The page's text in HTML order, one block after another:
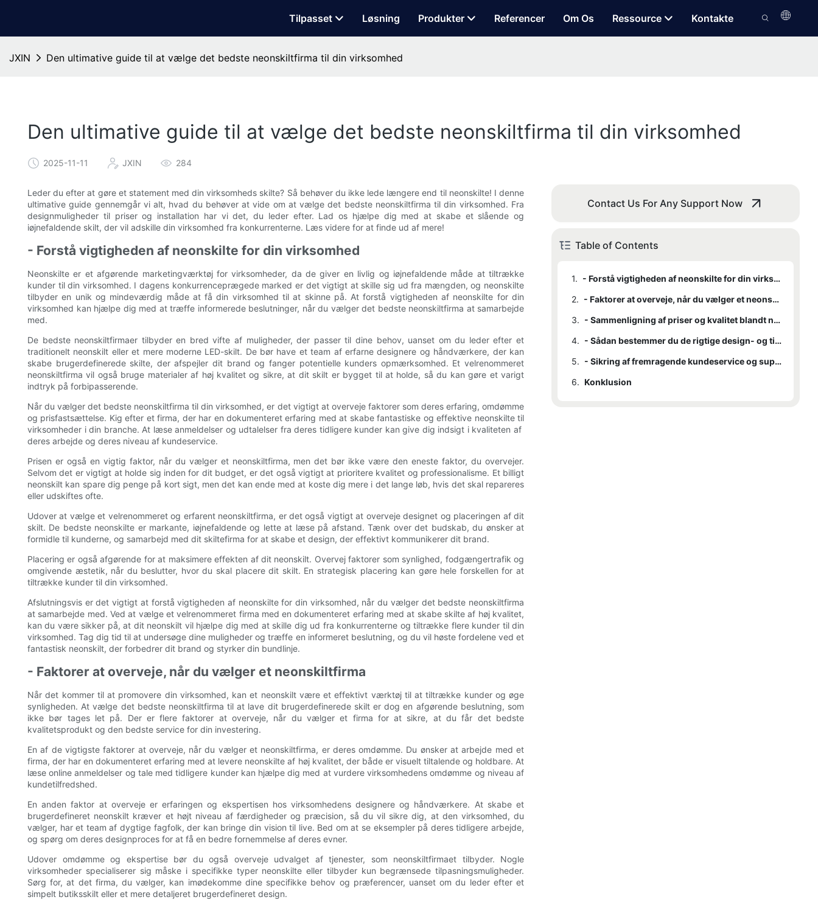
Tilpasset Løsning Produkter Referencer Om Os Ressource Kontakte
JXIN Den ultimative guide til at vælge det bedste neonskiltfirma til din virksomhed
Den ultimative guide til at vælge det bedste neonskiltfirma til din virksomhed
2025-11-11 JXIN 284
Leder du efter at gøre et statement med din virksomheds skilte? Så behøver du ikke lede længere end til neonskilte! I denne
ultimative guide gennemgår vi alt, hvad du behøver at vide om at vælge det bedste neonskiltfirma til din virksomhed. Fra
designmuligheder til priser og installation har vi det, du leder efter. Lad os hjælpe dig med at skabe et slående og
iøjnefaldende skilt, der vil adskille din virksomhed fra konkurrenterne. Læs videre for at finde ud af mere!
- Forstå vigtigheden af ​​neonskilte for din virksomhed
Neonskilte er et afgørende marketingværktøj for virksomheder, da de giver en livlig og iøjnefaldende måde at tiltrække
kunder til din virksomhed. I dagens konkurrenceprægede marked er det vigtigt at skille sig ud fra mængden, og neonskilte
tilbyder en unik og mindeværdig måde at få din virksomhed til at skinne på. At forstå vigtigheden af ​​neonskilte for din
virksomhed kan hjælpe dig med at træffe informerede beslutninger, når du vælger det bedste neonskiltfirma at samarbejde
med.
De bedste neonskiltfirmaer tilbyder en bred vifte af muligheder, der passer til dine behov, uanset om du leder efter et
traditionelt neonskilt eller et mere moderne LED-skilt. De bør have et team af erfarne designere og håndværkere, der kan
skabe brugerdefinerede skilte, der afspejler dit brand og fanger potentielle kunders opmærksomhed. Et velrenommeret
neonskiltfirma vil også bruge materialer af høj kvalitet og sikre, at dit skilt er bygget til at holde, så du kan gøre et varigt
indtryk på forbipasserende.
Når du vælger det bedste neonskiltfirma til din virksomhed, er det vigtigt at overveje faktorer som deres erfaring, omdømme
og prisfastsættelse. Kig efter et firma, der har en dokumenteret erfaring med at skabe fantastiske og effektive neonskilte til
virksomheder i din branche. At læse anmeldelser og udtalelser fra deres tidligere kunder kan give dig indsigt i kvaliteten af ​​
deres arbejde og deres niveau af kundeservice.
Prisen er også en vigtig faktor, når du vælger et neonskiltfirma, men det bør ikke være den eneste faktor, du overvejer.
Selvom det er vigtigt at holde sig inden for dit budget, er det også vigtigt at prioritere kvalitet og professionalisme. Et billigt
neonskilt kan spare dig penge på kort sigt, men det kan ende med at koste dig mere i det lange løb, hvis det skal repareres
eller udskiftes ofte.
Udover at vælge et velrenommeret og erfarent neonskiltfirma, er det også vigtigt at overveje designet og placeringen af ​​dit
skilt. De bedste neonskilte er markante, iøjnefaldende og lette at læse på afstand. Tænk over det budskab, du ønsker at
formidle til kunderne, og samarbejd med dit skiltefirma for at skabe et design, der effektivt kommunikerer dit brand.
Placering er også afgørende for at maksimere effekten af ​​dit neonskilt. Overvej faktorer som synlighed, fodgængertrafik og
omgivende æstetik, når du beslutter, hvor du skal placere dit skilt. En strategisk placering kan gøre hele forskellen for at
tiltrække kunder til din virksomhed.
Afslutningsvis er det vigtigt at forstå vigtigheden af ​​neonskilte for din virksomhed, når du vælger det bedste neonskiltfirma
at samarbejde med. Ved at vælge et velrenommeret firma med en dokumenteret erfaring med at skabe skilte af høj kvalitet,
kan du være sikker på, at dit neonskilt vil hjælpe dig med at skille dig ud fra konkurrenterne og tiltrække flere kunder til din
virksomhed. Tag dig tid til at undersøge dine muligheder og træffe en informeret beslutning, og du vil høste fordelene ved et
fantastisk neonskilt, der forbedrer dit brand og styrker din bundlinje.
- Faktorer at overveje, når du vælger et neonskiltfirma
Når det kommer til at promovere din virksomhed, kan et neonskilt være et effektivt værktøj til at tiltrække kunder og øge
synligheden. At vælge det bedste neonskiltfirma til at lave dit brugerdefinerede skilt er dog en afgørende beslutning, som
ikke bør tages let på. Der er flere faktorer at overveje, når du vælger et firma for at sikre, at du får det bedste
kvalitetsprodukt og den bedste service for din investering.
En af de vigtigste faktorer at overveje, når du vælger et neonskiltfirma, er deres omdømme. Du ønsker at arbejde med et
firma, der har en dokumenteret erfaring med at levere neonskilte af høj kvalitet, der både er visuelt tiltalende og holdbare. At
læse online anmeldelser og tale med tidligere kunder kan hjælpe dig med at vurdere virksomhedens omdømme og niveau af
kundetilfredshed.
En anden faktor at overveje er erfaringen og ekspertisen hos virksomhedens designere og håndværkere. At skabe et
brugerdefineret neonskilt kræver et højt niveau af færdigheder og præcision, så du vil sikre dig, at den virksomhed, du
vælger, har et team af dygtige fagfolk, der kan bringe din vision til live. Bed om at se eksempler på deres tidligere arbejde,
og spørg om deres designproces for at få en bedre fornemmelse af deres evner.
Udover omdømme og ekspertise bør du også overveje udvalget af tjenester, som neonskiltfirmaet tilbyder. Nogle
virksomheder specialiserer sig måske i specifikke typer neonskilte eller tilbyder kun begrænsede tilpasningsmuligheder.
Sørg for, at det firma, du vælger, kan imødekomme dine specifikke behov og præferencer, uanset om du leder efter et
simpelt butiksskilt eller et mere detaljeret brugerdefineret design.
Contact Us For Any Support Now
Table of Contents
1.
- Forstå vigtigheden af ​​neonskilte for din virksomhed
2.
- Faktorer at overveje, når du vælger et neonskiltfirma
3.
- Sammenligning af priser og kvalitet blandt neonskiltfirmaer
4.
- Sådan bestemmer du de rigtige design- og tilpasningsmuligheder
5.
- Sikring af fremragende kundeservice og support fra dit valgte neonskiltfirma
6. Konklusion